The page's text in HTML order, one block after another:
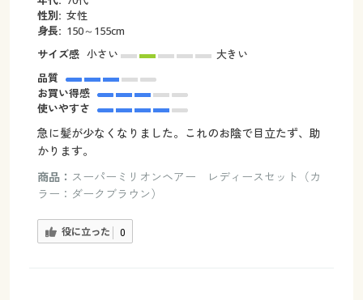
性別: 女性
身長: 150～155cm
サイズ感 小さい
大きい
品質
お買い得感
使いやすさ
急に髪が少なくなりました。これのお陰で目立たず、助
かります。
商品： スーパーミリオンヘアー レディースセット（カ
ラー：ダークブラウン）
役に立った 0